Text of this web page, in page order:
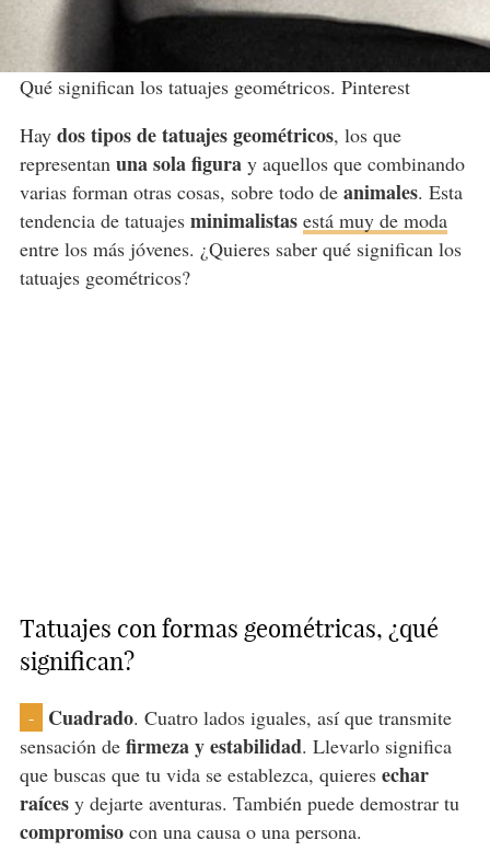
Qué significan los tatuajes geométricos. Pinterest
Hay dos tipos de tatuajes geométricos, los que
representanuna sola figuray aquellos que combinando
varias forman otras cosas, sobre todo de animales. Esta
tendencia de tatuajes minimalistas está muy de moda
entre los más jóvenes. ¿Quieres saber qué significan los
tatuajes geométricos?
Tatuajes con formas geométricas, ¿qué
significan?
- Cuadrado. Cuatro lados iguales, así que transmite
sensación de firmeza y estabilidad. Llevarlo significa
que buscas que tu vida se establezca, quieres echar
raícesy dejarte aventuras. También puede demostrar tu
compromisocon una causa o una persona.